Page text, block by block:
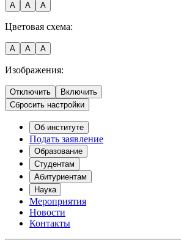
A A A
Цветовая схема:
A A A
Изображения:
Отключить
Включить
Сбросить настройки
Об институте
Подать заявление
Образование
Студентам
Абитуриентам
Наука
Мероприятия
Новости
Контакты